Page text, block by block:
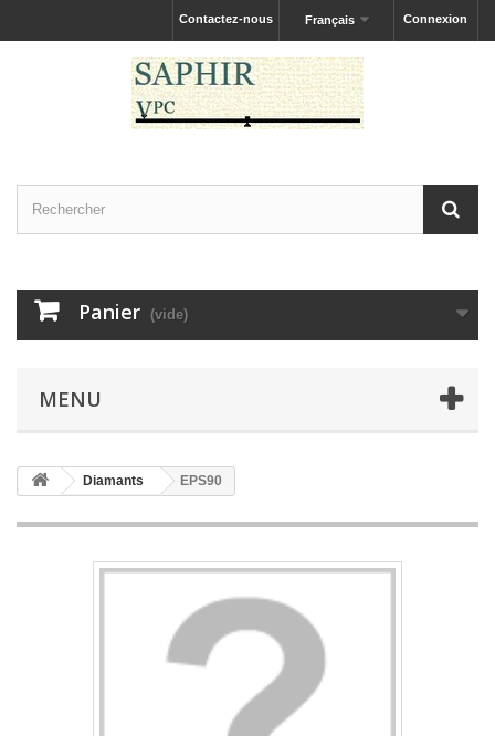
Connexion
Français
Contactez-nous
Panier (vide)
MENU
Diamants EPS90